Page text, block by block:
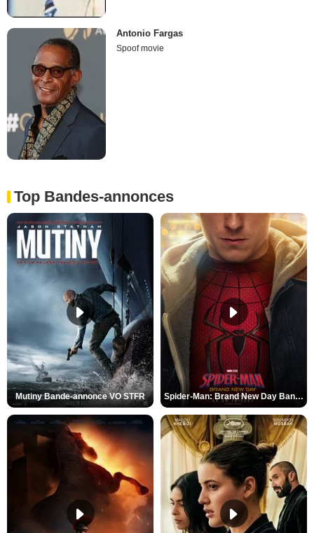
Antonio Fargas
Spoof movie
Top Bandes-annonces
Mutiny Bande-annonce VO STFR Spider-Man: Brand New Day Bande-annonce VO STFR